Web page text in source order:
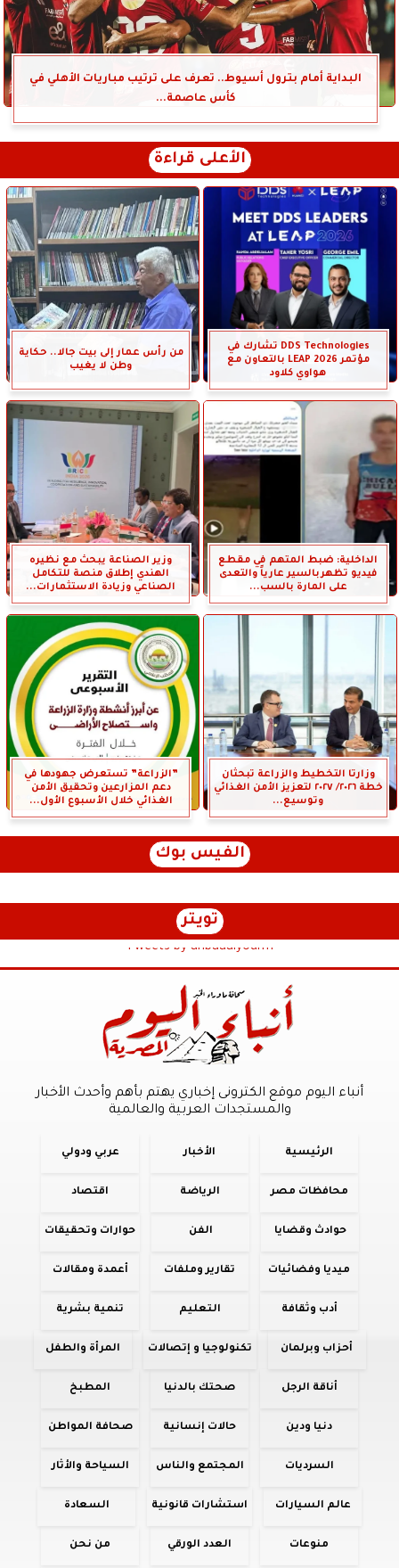
البداية أمام بترول أسيوط.. تعرف على ترتيب مباريات الأهلي في
كأس عاصمة...
الأعلى قراءة
DDS Technologies تشارك في
مؤتمر LEAP 2026 بالتعاون مع
هواوي كلاود
من رأس عمار إلى بيت جالا.. حكاية
وطن لا يغيب
الداخلية: ضبط المتهم في مقطع
فيديو تظهربالسير عارياً والتعدى
على المارة بالسب...
وزير الصناعة يبحث مع نظيره
الهندي إطلاق منصة للتكامل
الصناعي وزيادة الاستثمارات...
وزارتا التخطيط والزراعة تبحثان
خطة ٢٠٢٦/ ٢٠٢٧ لتعزيز الأمن الغذائي
وتوسيع...
”الزراعة” تستعرض جهودها في
دعم المزارعين وتحقيق الأمن
الغذائي خلال الأسبوع الأول...
الفيس بوك
تويتر
Tweets by anbaaalyoum1
أنباء اليوم موقع الكترونى إخباري يهتم بأهم وأحدث الأخبار
والمستجدات العربية والعالمية
الرئيسية الأخبار عربي ودولي
محافظات مصر الرياضة اقتصاد
حوادث وقضايا الفن حوارات وتحقيقات
ميديا وفضائيات تقارير وملفات أعمدة ومقالات
أدب وثقافة التعليم تنمية بشرية
أحزاب وبرلمان تكنولوجيا و إتصالات المرأة والطفل
أناقة الرجل صحتك بالدنيا المطبخ
دنيا ودين حالات إنسانية صحافة المواطن
السرديات المجتمع والناس السياحة والأثار
عالم السيارات استشارات قانونية السعادة
منوعات العدد الورقي من نحن